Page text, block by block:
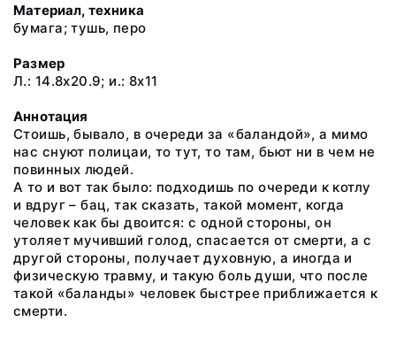
Материал, техника
бумага; тушь, перо
Размер
Л.: 14.8x20.9; и.: 8x11
Аннотация
Стоишь, бывало, в очереди за «баландой», а мимо
нас снуют полицаи, то тут, то там, бьют ни в чем не
повинных людей.
А то и вот так было: подходишь по очереди к котлу
и вдруг – бац, так сказать, такой момент, когда
человек как бы двоится: с одной стороны, он
утоляет мучивший голод, спасается от смерти, а с
другой стороны, получает духовную, а иногда и
физическую травму, и такую боль души, что после
такой «баланды» человек быстрее приближается к
смерти.